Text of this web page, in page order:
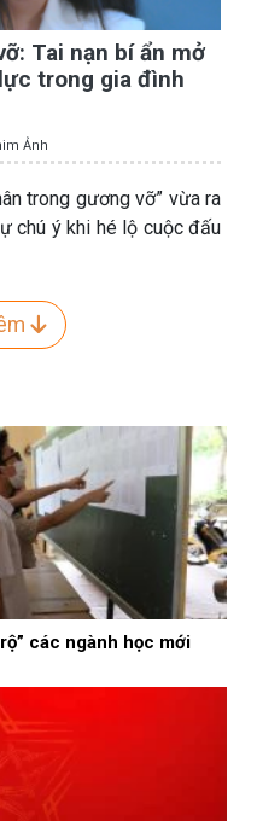
Tai nạn bí ẩn mở
trong gia đình
Ảnh
trong gương vỡ” vừa ra
chú ý khi hé lộ cuộc đấu
các ngành học mới